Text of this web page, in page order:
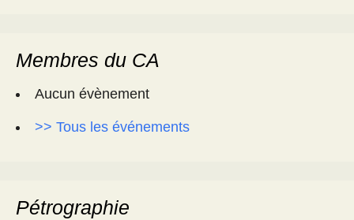
Membres du CA
Aucun évènement
>> Tous les événements
Pétrographie